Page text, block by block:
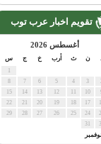
تقويم اخبار عرب توب
أغسطس 2026
أرب س